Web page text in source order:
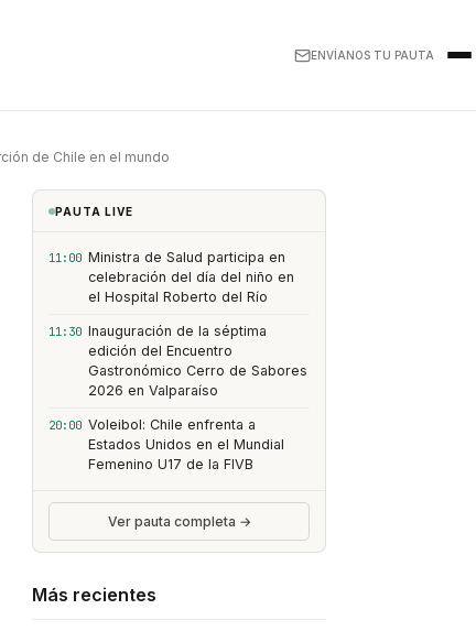
ENVÍANOS TU PAUTA
de Chile en el mundo
PAUTA LIVE
11:00 Ministra de Salud participa en
celebración del día del niño en
el Hospital Roberto del Río
11:30 Inauguración de la séptima
edición del Encuentro
Gastronómico Cerro de Sabores
2026 en Valparaíso
20:00 Voleibol: Chile enfrenta a
Estados Unidos en el Mundial
Femenino U17 de la FIVB
Ver pauta completa →
Más recientes